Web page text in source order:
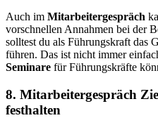
Auch im Mitarbeitergespräch
vorschnellen Annahmen bei der
solltest du als Führungskraft das
führen. Das ist nicht immer
Seminare für Führungskräfte
8. Mitarbeitergespräch
festhalten